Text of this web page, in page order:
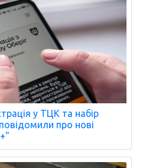
у ТЦК та набір
про нові